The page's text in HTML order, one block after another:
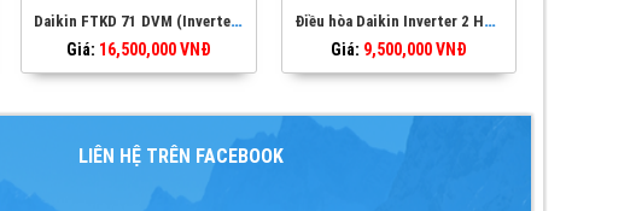
Daikin FTKD 71 DVM (Inverter) tiết kiệm điện - 3 ngựa
Giá: 16,500,000VNĐ
Điều hòa Daikin Inverter 2 HP FTKS50DVM - inverter - tiết kiệm điện - 2 ngựa
Giá: 9,500,000VNĐ
LIÊN HỆ TRÊN FACEBOOK